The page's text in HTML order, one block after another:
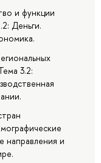
и функции
Деньги.
3.2:
направления и